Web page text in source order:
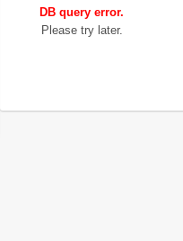
DB query error.
Please try later.